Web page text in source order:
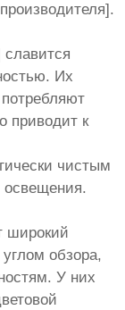
Их
приводит к
чистым
освещения.
широкий
обзора,
У них